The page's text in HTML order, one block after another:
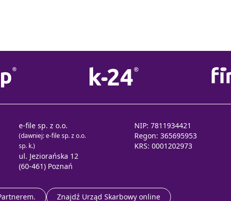
e-file sp. z o.o.
(dawniej: e-file sp. z o.o.
sp. k.)
ul. Jeziorańska 12
(60-461) Poznań
NIP: 7811934421
Regon: 365695953
KRS: 0001202973
Znajdź Urząd Skarbowy online